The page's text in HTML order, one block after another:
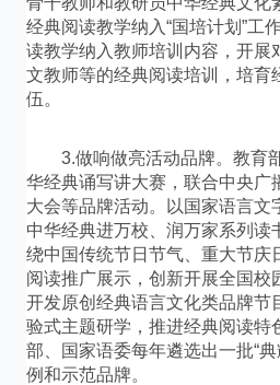
经典阅读教学纳入“国培计划”工
读教学纳入教师培训内容，开展
文教师等的经典阅读培训，培育
伍。
3.做响做亮活动品牌。教育
华经典诵写讲大赛，联合中央广
大会等品牌活动。以国家语言文
中华经典进万校、润万家系列读
绕中国传统节日节气、重大节庆
阅读推广展示，创新开展全国校
开发原创经典语言文化类品牌节
验式主题研学，推进经典阅读特
部、国家语委每年遴选出一批“
例和示范品牌。